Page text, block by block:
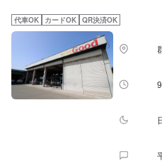
だいております。【定休日・営業時間
せください。営業時間：9:00~18:00
代車OK カードOK QR決済OK